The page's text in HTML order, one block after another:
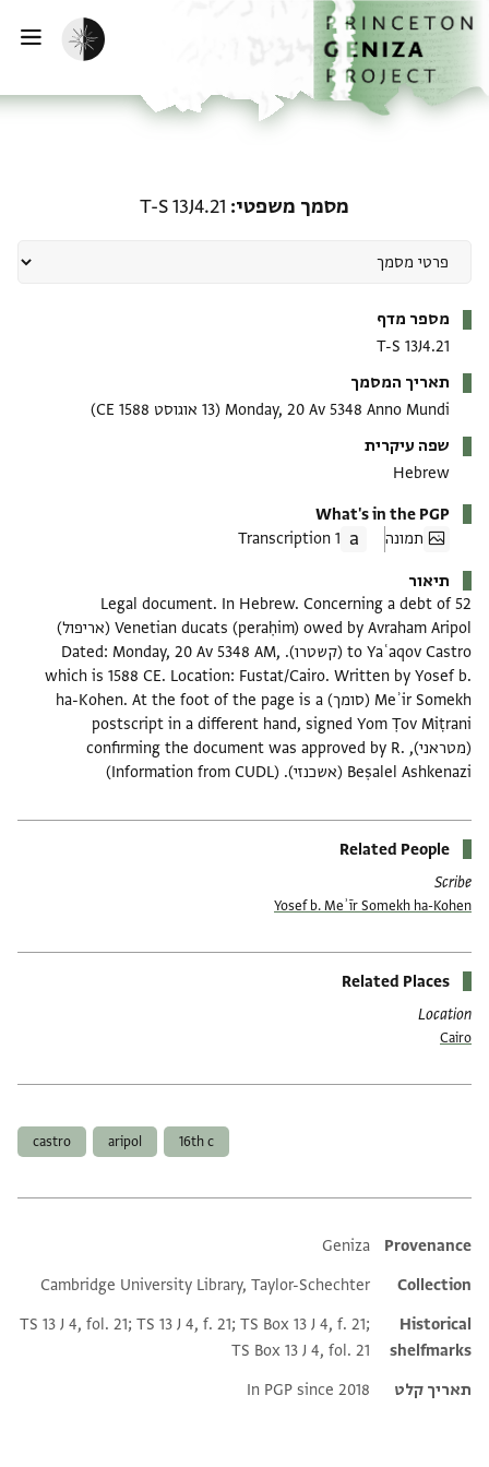
לתוכןהבית
הפעלת מצב כהה
מסמך משפטי T-S 13J4.21
מספר מדף
T-S 13J4.21
תאריך המסמך
Monday, 20 Av 5348 Anno Mundi (13 אוגוסט 1588 CE)
שפה עיקרית
Hebrew
What's in the PGP
תמונה
1 Transcription
תיאור
Legal document. In Hebrew. Concerning a debt of 52
Venetian ducats (peraḥim) owed by Avraham Aripol (אריפול)
to Yaʿaqov Castro (קשטרו). Dated: Monday, 20 Av 5348 AM,
which is 1588 CE. Location: Fustat/Cairo. Written by Yosef b.
Meʾir Somekh (סומך) ha-Kohen. At the foot of the page is a
postscript in a different hand, signed Yom Ṭov Miṭrani
(מטראני), confirming the document was approved by R.
Beṣalel Ashkenazi (אשכנזי). (Information from CUDL)
Related People
Scribe
Yosef b. Meʾīr Somekh ha-Kohen
Related Places
Location
Cairo
16th c
aripol
castro
Additional metadata
Provenance
Geniza
Collection
Cambridge University Library, Taylor-Schechter
Historical
shelfmarks
TS 13 J 4, fol. 21; TS 13 J 4, f. 21; TS Box 13 J 4, f. 21;
TS Box 13 J 4, fol. 21
תאריך קלט
In PGP since 2018